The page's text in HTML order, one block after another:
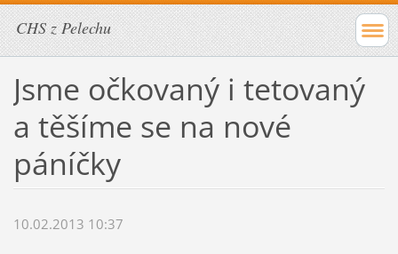
CHS z Pelechu
Jsme očkovaný i tetovaný
a těšíme se na nové
páníčky
10.02.2013 10:37